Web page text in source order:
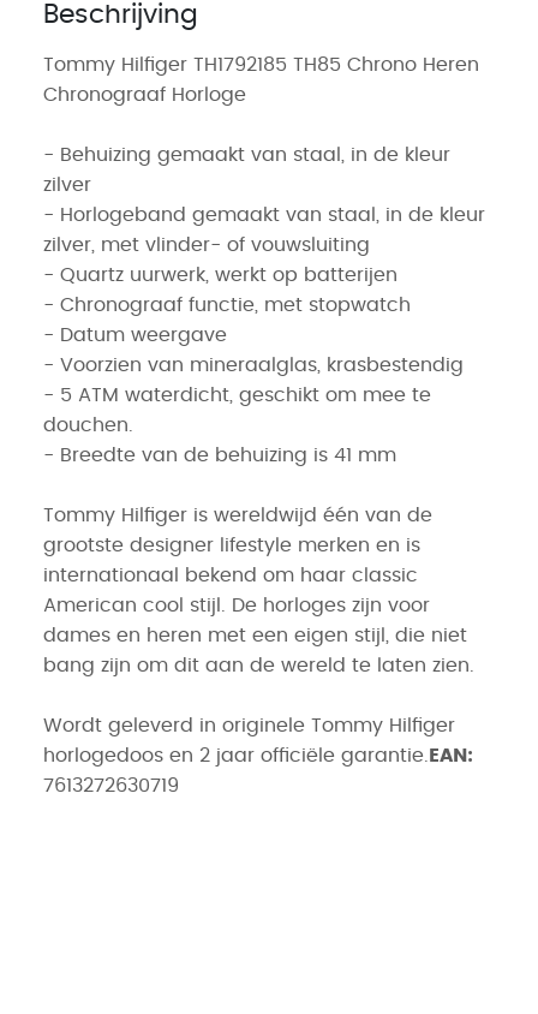
Beschrijving
Tommy Hilfiger TH1792185 TH85 Chrono Heren
Chronograaf Horloge
- Behuizing gemaakt van staal, in de kleur
zilver
- Horlogeband gemaakt van staal, in de kleur
zilver, met vlinder- of vouwsluiting
- Quartz uurwerk, werkt op batterijen
- Chronograaf functie, met stopwatch
- Datum weergave
- Voorzien van mineraalglas, krasbestendig
- 5 ATM waterdicht, geschikt om mee te
douchen.
- Breedte van de behuizing is 41 mm
Tommy Hilfiger is wereldwijd één van de
grootste designer lifestyle merken en is
internationaal bekend om haar classic
American cool stijl. De horloges zijn voor
dames en heren met een eigen stijl, die niet
bang zijn om dit aan de wereld te laten zien.
Wordt geleverd in originele Tommy Hilfiger
horlogedoos en 2 jaar officiële garantie. EAN:
7613272630719